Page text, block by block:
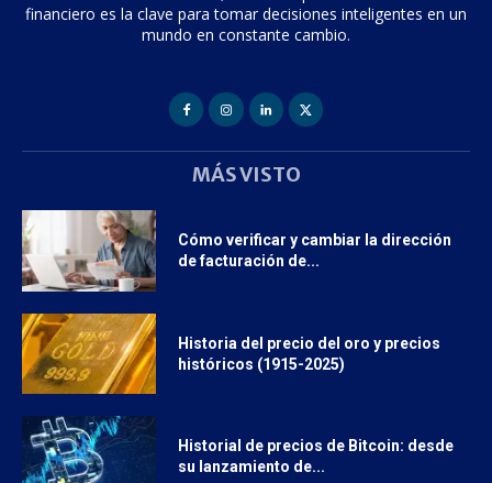
financiero es la clave para tomar decisiones inteligentes en un
mundo en constante cambio.
MÁS VISTO
Cómo verificar y cambiar la dirección
de facturación de...
Historia del precio del oro y precios
históricos (1915-2025)
Historial de precios de Bitcoin: desde
su lanzamiento de...